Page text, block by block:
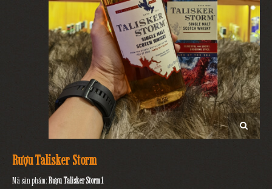
Rượu Talisker Storm
Mã sản phẩm:Rượu Talisker Storm 1